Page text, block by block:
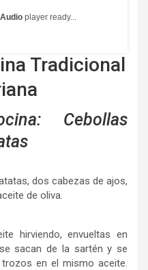
player ready...
Tradicional
: Cebollas
dos cabezas de ajos,
de oliva.
hirviendo, envueltas en
sacan de la sartén y se
en el mismo aceite.